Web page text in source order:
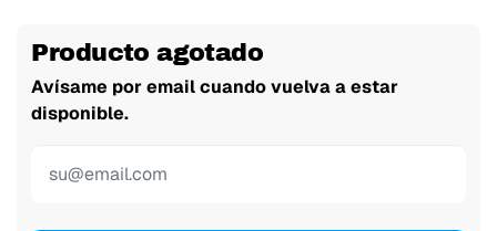
Producto agotado
Avísame por email cuando vuelva a estar
disponible.